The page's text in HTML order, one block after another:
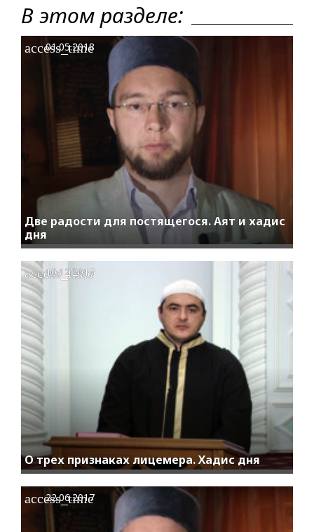
В этом разделе:
Две радости для постящегося. Аят и хадис
дня
access_time
01.05.2018
O трех признаках лицемера. Хадис дня
access_time
10.12.2017
access_time
22.06.2017